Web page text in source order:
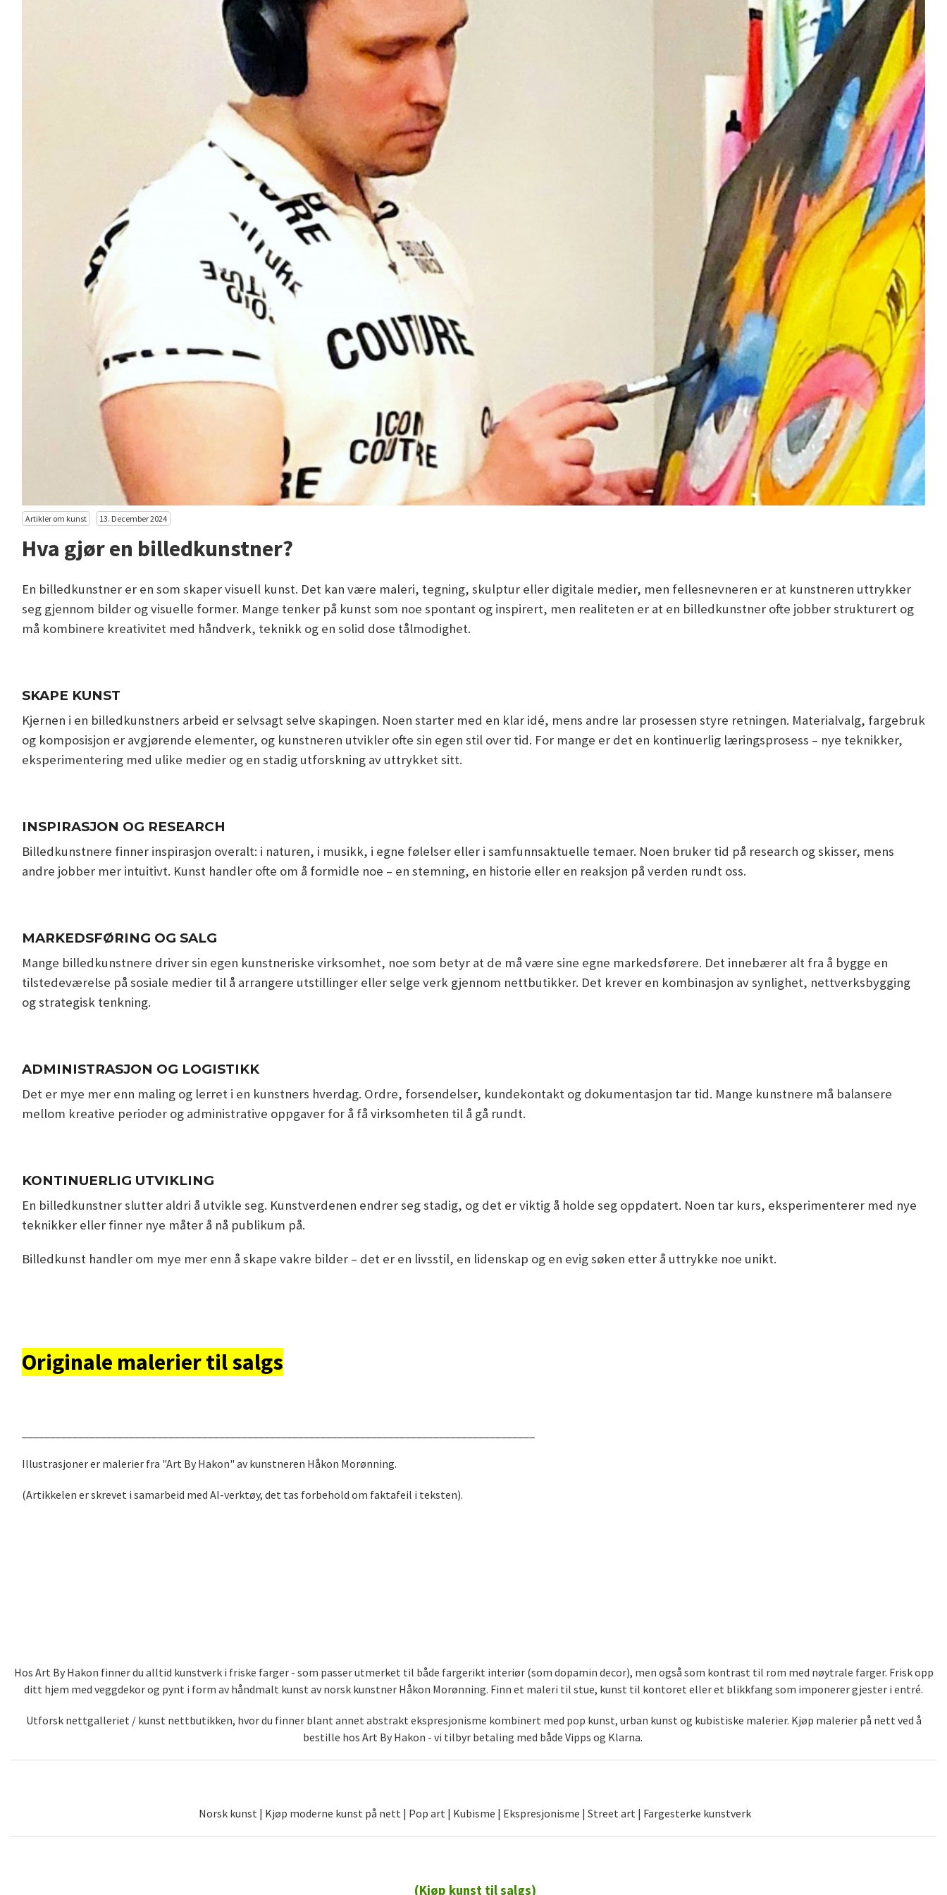
Artikler om kunst 13. December 2024
Hva gjør en billedkunstner?
En billedkunstner er en som skaper visuell kunst. Det kan være maleri, tegning, skulptur eller digitale medier, men fellesnevneren er at kunstneren uttrykker
seg gjennom bilder og visuelle former. Mange tenker på kunst som noe spontant og inspirert, men realiteten er at en billedkunstner ofte jobber strukturert og
må kombinere kreativitet med håndverk, teknikk og en solid dose tålmodighet.
SKAPE KUNST
Kjernen i en billedkunstners arbeid er selvsagt selve skapingen. Noen starter med en klar idé, mens andre lar prosessen styre retningen. Materialvalg, fargebruk
og komposisjon er avgjørende elementer, og kunstneren utvikler ofte sin egen stil over tid. For mange er det en kontinuerlig læringsprosess – nye teknikker,
eksperimentering med ulike medier og en stadig utforskning av uttrykket sitt.
INSPIRASJON OG RESEARCH
Billedkunstnere finner inspirasjon overalt: i naturen, i musikk, i egne følelser eller i samfunnsaktuelle temaer. Noen bruker tid på research og skisser, mens
andre jobber mer intuitivt. Kunst handler ofte om å formidle noe – en stemning, en historie eller en reaksjon på verden rundt oss.
MARKEDSFØRING OG SALG
Mange billedkunstnere driver sin egen kunstneriske virksomhet, noe som betyr at de må være sine egne markedsførere. Det innebærer alt fra å bygge en
tilstedeværelse på sosiale medier til å arrangere utstillinger eller selge verk gjennom nettbutikker. Det krever en kombinasjon av synlighet, nettverksbygging
og strategisk tenkning.
ADMINISTRASJON OG LOGISTIKK
Det er mye mer enn maling og lerret i en kunstners hverdag. Ordre, forsendelser, kundekontakt og dokumentasjon tar tid. Mange kunstnere må balansere
mellom kreative perioder og administrative oppgaver for å få virksomheten til å gå rundt.
KONTINUERLIG UTVIKLING
En billedkunstner slutter aldri å utvikle seg. Kunstverdenen endrer seg stadig, og det er viktig å holde seg oppdatert. Noen tar kurs, eksperimenterer med nye
teknikker eller finner nye måter å nå publikum på.
Billedkunst handler om mye mer enn å skape vakre bilder – det er en livsstil, en lidenskap og en evig søken etter å uttrykke noe unikt.
Originale malerier til salgs
Illustrasjoner er malerier fra "Art By Hakon" av kunstneren Håkon Morønning.
(Artikkelen er skrevet i samarbeid med AI-verktøy, det tas forbehold om faktafeil i teksten).
Hos Art By Hakon finner du alltid kunstverk i friske farger - som passer utmerket til både fargerikt interiør (som dopamin decor), men også som kontrast til rom med nøytrale farger. Frisk opp
ditt hjem med veggdekor og pynt i form av håndmalt kunst av norsk kunstner Håkon Morønning. Finn et maleri til stue, kunst til kontoret eller et blikkfang som imponerer gjester i entré.
Utforsk nettgalleriet / kunst nettbutikken, hvor du finner blant annet abstrakt ekspresjonisme kombinert med pop kunst, urban kunst og kubistiske malerier. Kjøp malerier på nett ved å
bestille hos Art By Hakon - vi tilbyr betaling med både Vipps og Klarna.
Norsk kunst | Kjøp moderne kunst på nett | Pop art | Kubisme | Ekspresjonisme | Street art | Fargesterke kunstverk
(Kjøp kunst til salgs)